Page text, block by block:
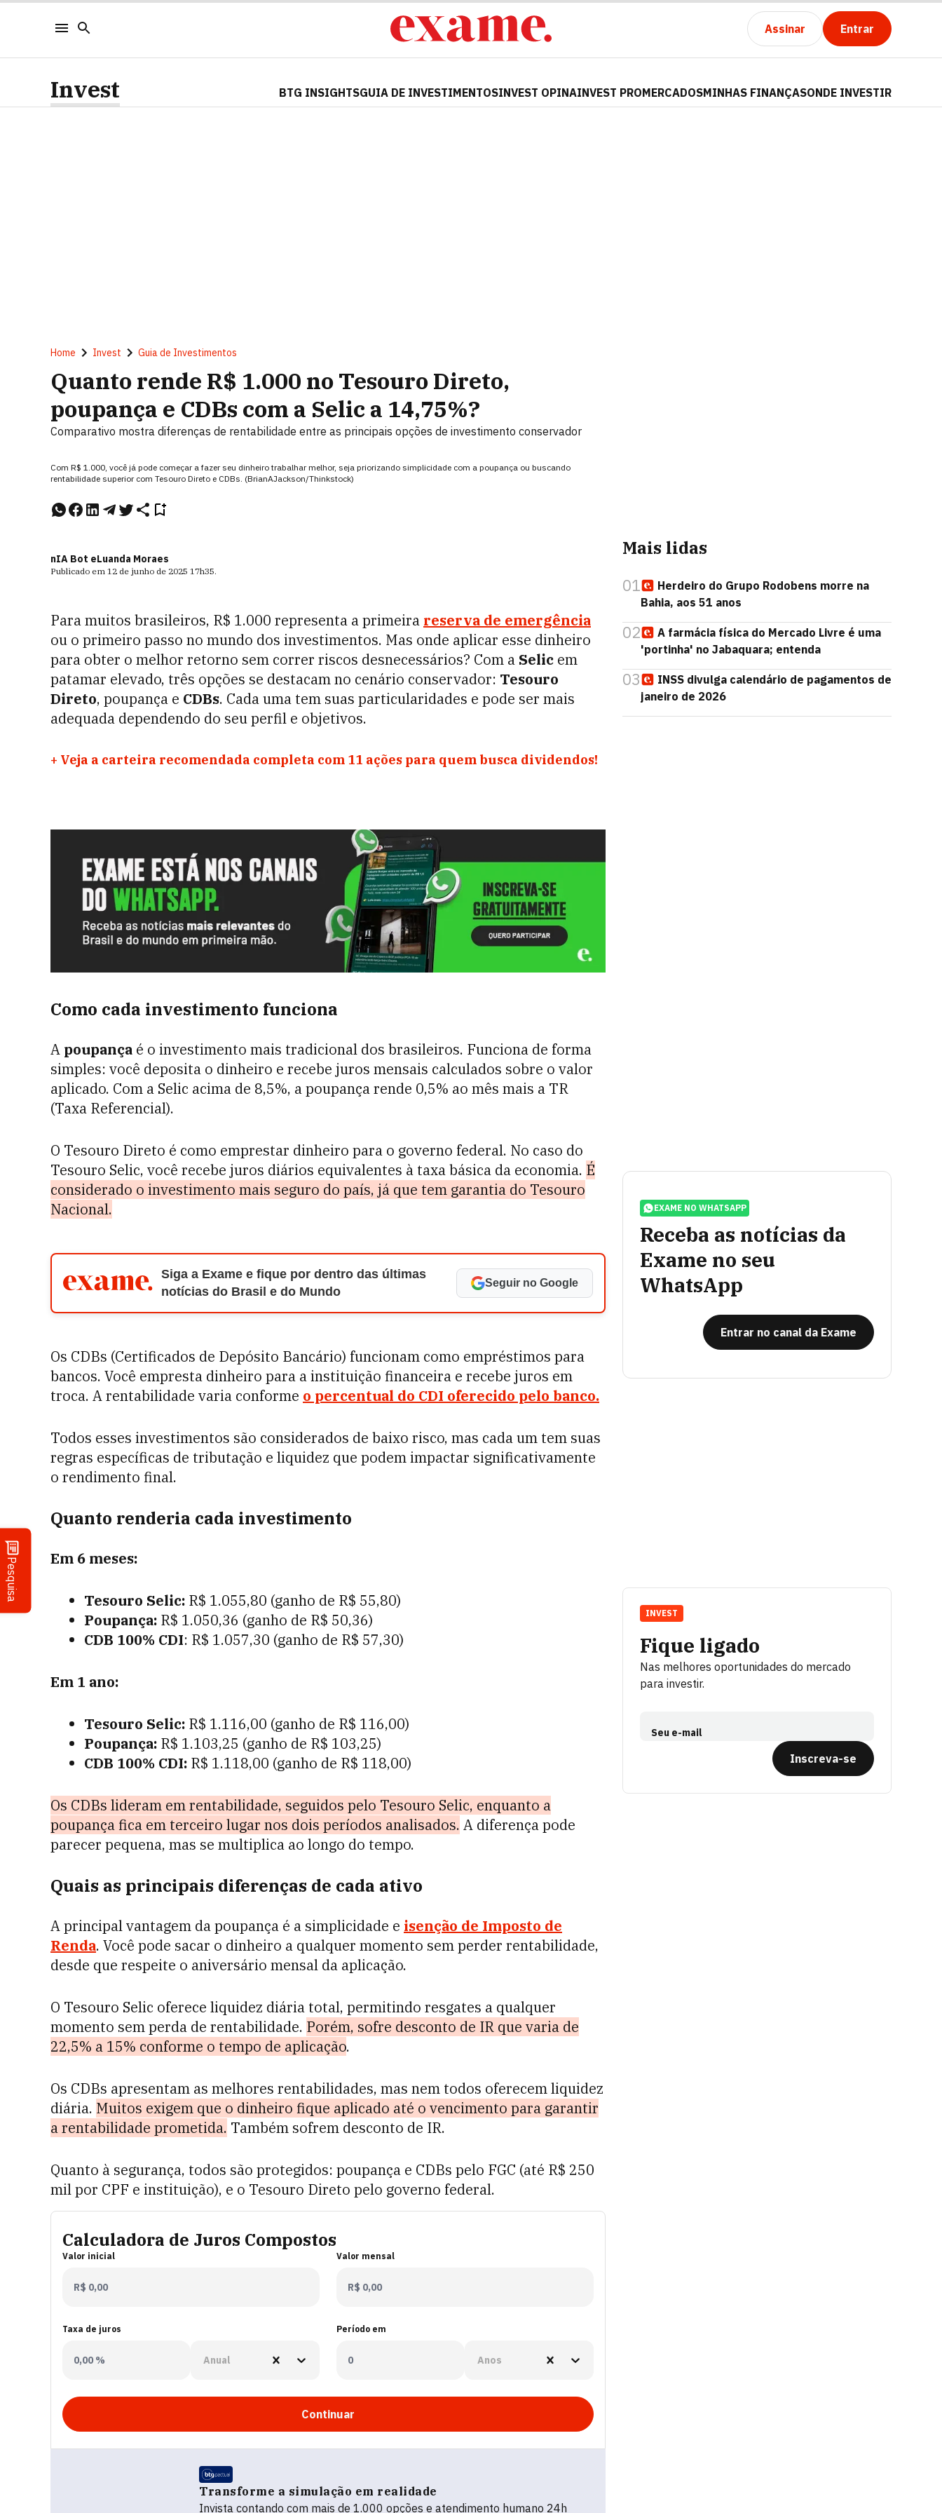
Assinar Entrar
Pesquisa
Invest BTG INSIGHTSGUIA DE INVESTIMENTOSINVEST OPINAINVEST PROMERCADOSMINHAS FINANÇASONDE INVESTIR
Home Invest Guia de Investimentos
Quanto rende R$ 1.000 no Tesouro Direto,
poupança e CDBs com a Selic a 14,75%?
Comparativo mostra diferenças de rentabilidade entre as principais opções de investimento conservador
Com R$ 1.000, você já pode começar a fazer seu dinheiro trabalhar melhor, seja priorizando simplicidade com a poupança ou buscando
rentabilidade superior com Tesouro Direto e CDBs. (BrianAJackson/Thinkstock)
nIA Bot eLuanda Moraes
Publicado em 12 de junho de 2025 17h35.
Para muitos brasileiros, R$ 1.000 representa a primeira reserva de emergência
ou o primeiro passo no mundo dos investimentos. Mas onde aplicar esse dinheiro
para obter o melhor retorno sem correr riscos desnecessários? Com a Selic em
patamar elevado, três opções se destacam no cenário conservador: Tesouro
Direto, poupança e CDBs. Cada uma tem suas particularidades e pode ser mais
adequada dependendo do seu perfil e objetivos.
+ Veja a carteira recomendada completa com 11 ações para quem busca dividendos!
Como cada investimento funciona
A poupança é o investimento mais tradicional dos brasileiros. Funciona de forma
simples: você deposita o dinheiro e recebe juros mensais calculados sobre o valor
aplicado. Com a Selic acima de 8,5%, a poupança rende 0,5% ao mês mais a TR
(Taxa Referencial).
O Tesouro Direto é como emprestar dinheiro para o governo federal. No caso do
Tesouro Selic, você recebe juros diários equivalentes à taxa básica da economia. É
considerado o investimento mais seguro do país, já que tem garantia do Tesouro
Nacional.
Siga a Exame e fique por dentro das últimas
notícias do Brasil e do Mundo
Seguir no Google
Os CDBs (Certificados de Depósito Bancário) funcionam como empréstimos para
bancos. Você empresta dinheiro para a instituição financeira e recebe juros em
troca. A rentabilidade varia conforme o percentual do CDI oferecido pelo banco.
Todos esses investimentos são considerados de baixo risco, mas cada um tem suas
regras específicas de tributação e liquidez que podem impactar significativamente
o rendimento final.
Quanto renderia cada investimento
Em 6 meses:
Tesouro Selic: R$ 1.055,80 (ganho de R$ 55,80)
Poupança: R$ 1.050,36 (ganho de R$ 50,36)
CDB 100% CDI: R$ 1.057,30 (ganho de R$ 57,30)
Em 1 ano:
Tesouro Selic: R$ 1.116,00 (ganho de R$ 116,00)
Poupança: R$ 1.103,25 (ganho de R$ 103,25)
CDB 100% CDI: R$ 1.118,00 (ganho de R$ 118,00)
Os CDBs lideram em rentabilidade, seguidos pelo Tesouro Selic, enquanto a
poupança fica em terceiro lugar nos dois períodos analisados. A diferença pode
parecer pequena, mas se multiplica ao longo do tempo.
Quais as principais diferenças de cada ativo
A principal vantagem da poupança é a simplicidade e isenção de Imposto de
Renda. Você pode sacar o dinheiro a qualquer momento sem perder rentabilidade,
desde que respeite o aniversário mensal da aplicação.
O Tesouro Selic oferece liquidez diária total, permitindo resgates a qualquer
momento sem perda de rentabilidade. Porém, sofre desconto de IR que varia de
22,5% a 15% conforme o tempo de aplicação.
Os CDBs apresentam as melhores rentabilidades, mas nem todos oferecem liquidez
diária. Muitos exigem que o dinheiro fique aplicado até o vencimento para garantir
a rentabilidade prometida. Também sofrem desconto de IR.
Quanto à segurança, todos são protegidos: poupança e CDBs pelo FGC (até R$ 250
mil por CPF e instituição), e o Tesouro Direto pelo governo federal.
Calculadora de Juros Compostos
Valor inicial Valor mensal
Taxa de juros
Anual
Período em
Anos
Continuar
Transforme a simulação em realidade
Invista contando com mais de 1.000 opções e atendimento humano 24h
Mais lidas
01
Herdeiro do Grupo Rodobens morre na
Bahia, aos 51 anos
02
A farmácia física do Mercado Livre é uma
'portinha' no Jabaquara; entenda
03
INSS divulga calendário de pagamentos de
janeiro de 2026
EXAME NO WHATSAPP
Receba as notícias da
Exame no seu
WhatsApp
Entrar no canal da Exame
Fique ligado
Nas melhores oportunidades do mercado
para investir.
Seu e-mail
Inscreva-se
INVEST